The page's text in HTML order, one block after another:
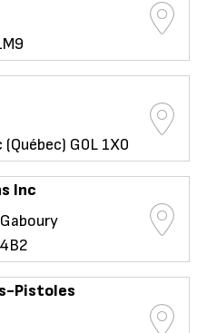
G0L 1X0
Inc
Pistoles